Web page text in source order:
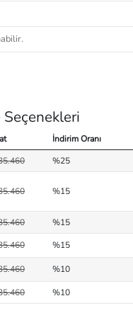
İndirim Oranı
%25
%15
%15
%15
%10
%10